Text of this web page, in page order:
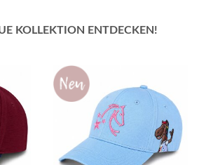
KOLLEKTION ENTDECKEN!